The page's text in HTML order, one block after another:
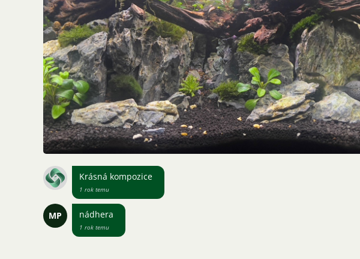
Krásná kompozice
1 rok temu
MP nádhera
1 rok temu